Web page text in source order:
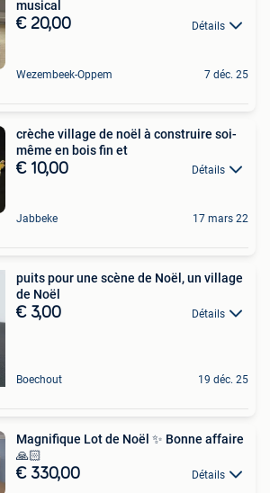
musical
€ 20,00 Détails
Wezembeek-Oppem 7 déc. 25
crèche village de noël à construire soi-
même en bois fin et
€ 10,00 Détails
Jabbeke 17 mars 22
puits pour une scène de Noël, un village
de Noël
€ 3,00 Détails
Boechout 19 déc. 25
Magnifique Lot de Noël ✨ Bonne affaire
🙏🏻
€ 330,00 Détails